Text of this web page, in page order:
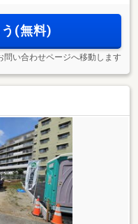
(無料)
問い合わせページへ移動します